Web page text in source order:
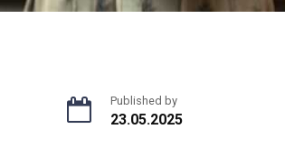
Published by
23.05.2025